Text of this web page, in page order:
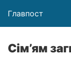
Главпост
Сім’ям